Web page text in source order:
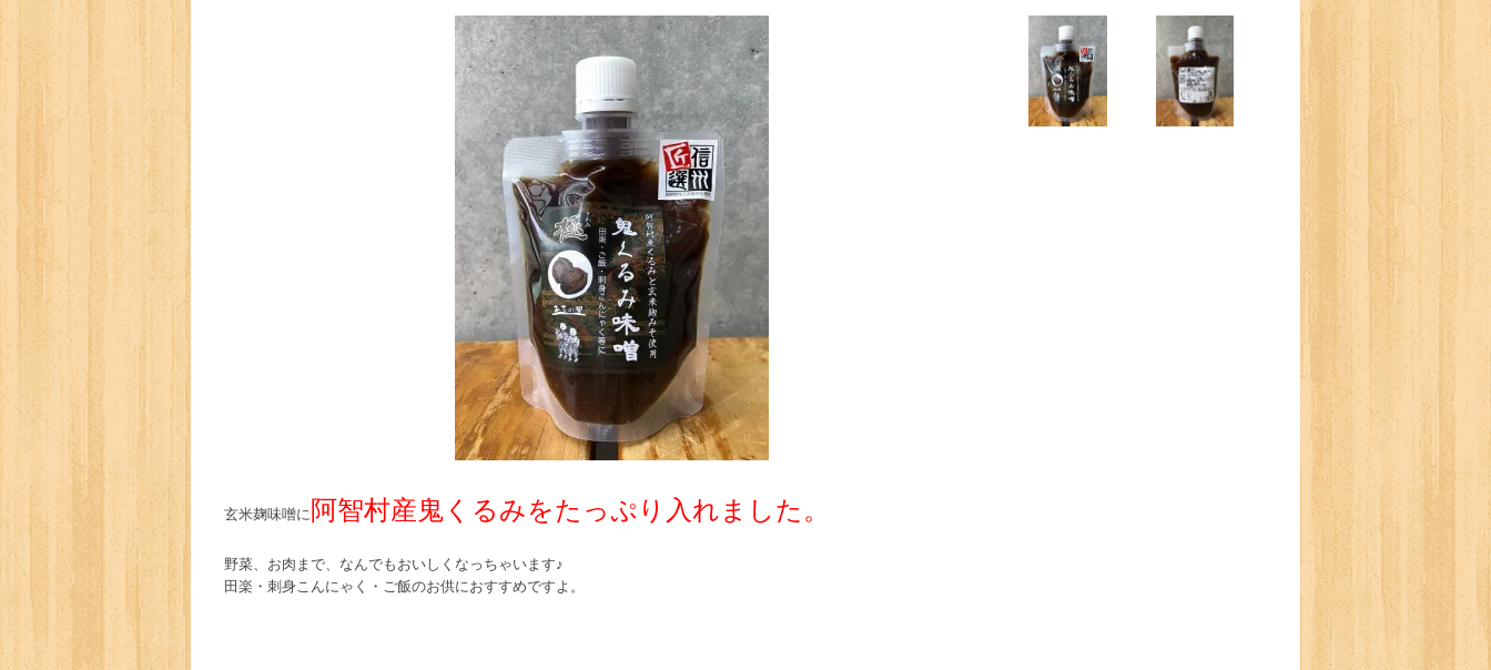
玄米麹味噌に 阿智村産鬼くるみをたっぷり入れました。
野菜、お肉まで、なんでもおいしくなっちゃいます♪
田楽・刺身こんにゃく・ご飯のお供におすすめですよ。